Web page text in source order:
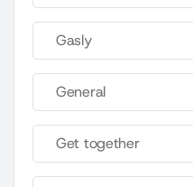
Gasly
General
Get together